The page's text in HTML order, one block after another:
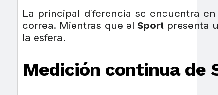
La principal diferencia se encuentra
correa. Mientras que el Sportpresenta
la esfera.
Medición continua de